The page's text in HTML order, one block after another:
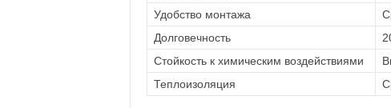
Удобство монтажа
Долговечность
Стойкость к химическим воздействиями
Теплоизоляция